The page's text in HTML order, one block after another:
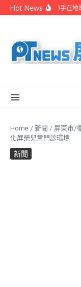
Skip to content
Hot News屏縣府聯手在地
Home /新聞 / 屏東市/
化屏榮兒童門診環境
新聞